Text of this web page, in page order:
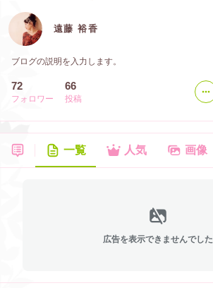
遠藤 裕香
ブログの説明を入力します。
72
フォロワー
66
投稿
一覧 人気 画像
広告を表示できませんでした